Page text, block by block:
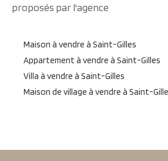
proposés par l'agence
Maison à vendre à Saint-Gilles
Appartement à vendre à Saint-Gilles
Villa à vendre à Saint-Gilles
Maison de village à vendre à Saint-